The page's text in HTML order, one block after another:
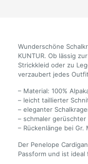
Wunderschöne
KUNTUR. Ob lässig
Strickkleid oder zu
verzaubert jedes
– Material: 100%
– leicht taillierter
– eleganter
– schmaler
– Rückenlänge bei Gr.
Der Penelope
Passform und ist